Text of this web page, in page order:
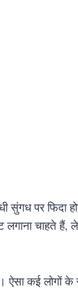
सुंगध पर
चाहते हैं,
ऐसा कई लोगों